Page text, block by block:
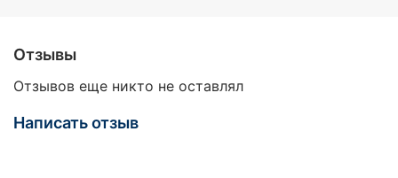
Отзывы
Отзывов еще никто не оставлял
Написать отзыв